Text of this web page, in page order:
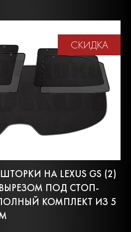
СКИДКА
НА LEXUS GS (2)
ВЫРЕЗОМ ПОД СТОП-
КОМПЛЕКТ ИЗ 5